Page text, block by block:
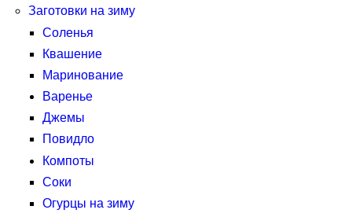
Заготовки на зиму
Соленья
Квашение
Маринование
Варенье
Джемы
Повидло
Компоты
Соки
Огурцы на зиму